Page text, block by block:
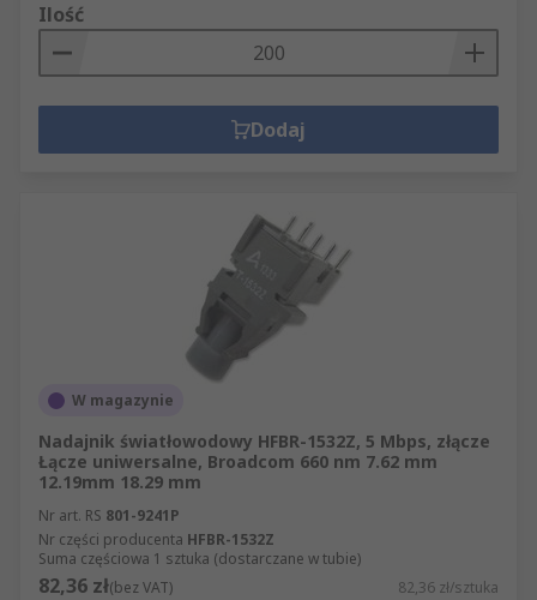
Ilość
Dodaj
W magazynie
Nadajnik światłowodowy HFBR-1532Z, 5 Mbps, złącze
Łącze uniwersalne, Broadcom 660 nm 7.62 mm
12.19mm 18.29 mm
Nr art. RS 801-9241P
Nr części producenta HFBR-1532Z
Suma częściowa 1 sztuka (dostarczane w tubie)
82,36 zł(bez VAT) 82,36 zł/sztuka